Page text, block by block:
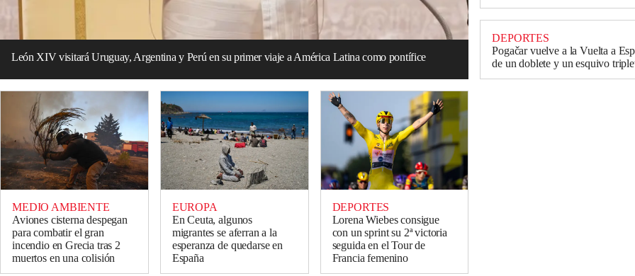
León XIV visitará Uruguay, Argentina y Perú en su primer viaje a América Latina como pontífice
DEPORTES
Pogačar vuelve a la Vuelta a
de un doblete y un esquivo
MEDIO AMBIENTE
Aviones cisterna despegan
para combatir el gran
incendio en Grecia tras 2
muertos en una colisión
EUROPA
En Ceuta, algunos
migrantes se aferran a la
esperanza de quedarse en
España
DEPORTES
Lorena Wiebes consigue
con un sprint su 2ª victoria
seguida en el Tour de
Francia femenino